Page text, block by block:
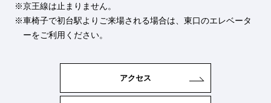
京王線は止まりません。
車椅子で初台駅よりご来場される場合は、東口のエレベータ
ーをご利用ください。
アクセス